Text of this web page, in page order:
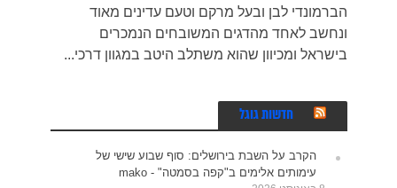
הברמונדי לבן ובעל מרקם וטעם עדינים מאוד
ונחשב לאחד מהדגים המשובחים הנמכרים
בישראל ומכיוון שהוא משתלב היטב במגוון דרכי...
חדשות גוגל
הקרב על השבת בירושלים: סוף שבוע שישי של
עימותים אלימים ב"קפה בסמטה" - mako